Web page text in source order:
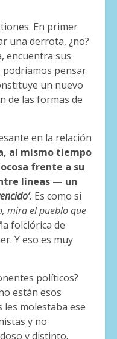
En primer
una derrota, ¿no?
encuentra sus
podríamos pensar
un nuevo
de las formas de
en la relación
al mismo tiempo
frente a su
líneas — un
. Es como si
mira el pueblo que
folclórica de
Y eso es muy
políticos?
están esos
les molestaba ese
y no
y distinto.